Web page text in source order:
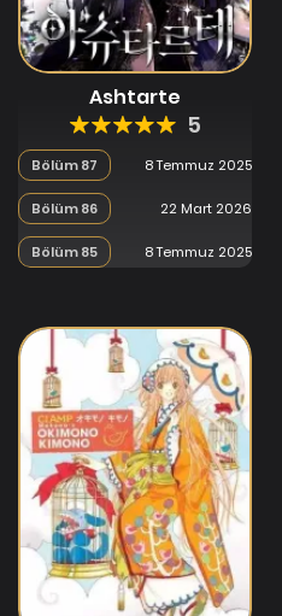
Ashtarte
5
Bölüm 87 8 Temmuz 2025
Bölüm 86 22 Mart 2026
Bölüm 85 8 Temmuz 2025